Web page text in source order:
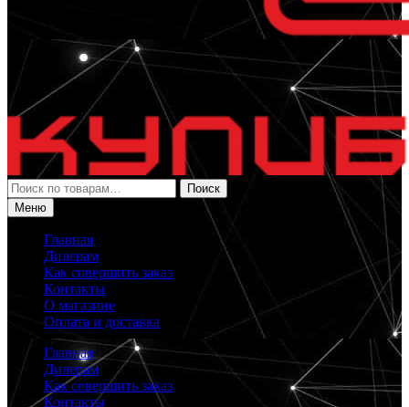
Искать:
Поиск
Меню
Главная
Дилерам
Как совершить заказ
Контакты
О магазине
Оплата и доставка
Главная
Дилерам
Как совершить заказ
Контакты